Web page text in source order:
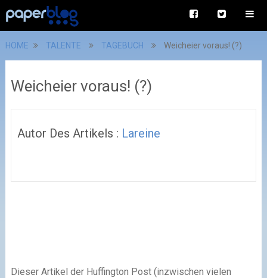
HOME TALENTE TAGEBUCH Weicheier voraus! (?)
Weicheier voraus! (?)
Autor Des Artikels : Lareine
Dieser Artikel der Huffington Post (inzwischen vielen